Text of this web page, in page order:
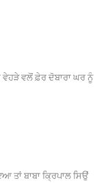
ਵੇਹੜੇ ਵਲੋਂ ਫ਼ੇਰ ਦੋਬਾਰਾ ਘਰ ਨੂੰ
ਤਾਂ ਬਾਬਾ ਕ੍ਰਿਪਾਲ ਸਿਉਂ